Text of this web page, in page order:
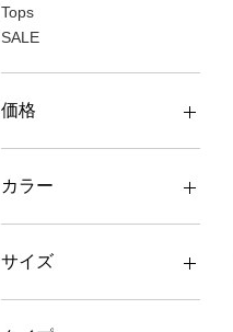
Tops
SALE
価格
カラー
サイズ
F